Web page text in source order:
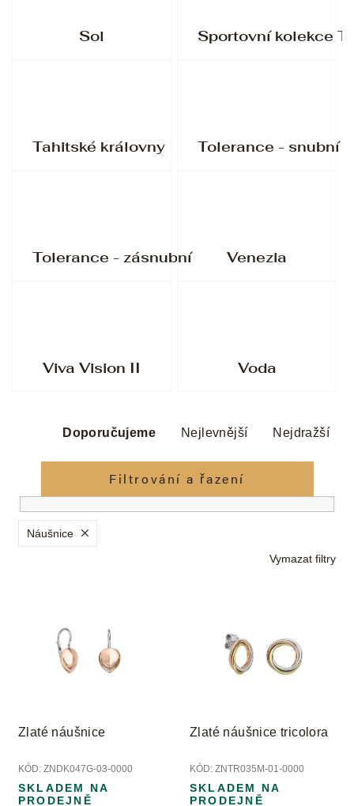
Sol Sportovní kolekce
Tahitské královny Tolerance - snubní
Tolerance - zásnubní Venezia
Viva Vision II Voda
z
n
í
p
r
k
t
ů
Doporučujeme Nejlevnější Nejdražší
Filtrování a řazení
Náušnice
Vymazat filtry
o
u
k
Zlaté náušnice
KÓD: ZNDK047G-03-0000
SKLADEM NA
PRODEJNĚ
Zlaté náušnice tricolora
KÓD: ZNTR035M-01-0000
SKLADEM NA
PRODEJNĚ